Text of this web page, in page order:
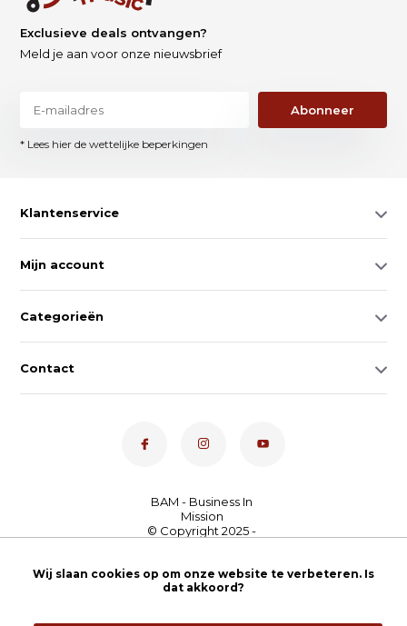
Exclusieve deals ontvangen?
Meld je aan voor onze nieuwsbrief
Abonneer
* Lees hier de wettelijke beperkingen
Klantenservice
Mijn account
Categorieën
Contact
Nederland4,7- bekijk
onze 100+ reviews
Wij slaan cookies op om onze website te verbeteren. Is
dat akkoord?